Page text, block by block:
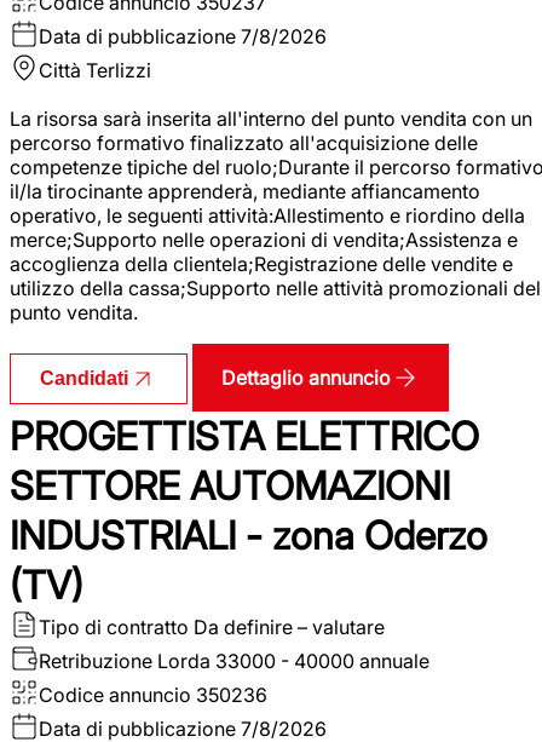
Data di pubblicazione 7/8/2026
Città Terlizzi
La risorsa sarà inserita all'interno del punto vendita con un
percorso formativo finalizzato all'acquisizione delle
competenze tipiche del ruolo;Durante il percorso
il/la tirocinante apprenderà, mediante affiancamento
operativo, le seguenti attività:Allestimento e riordino della
merce;Supporto nelle operazioni di vendita;Assistenza e
accoglienza della clientela;Registrazione delle vendite e
utilizzo della cassa;Supporto nelle attività promozionali del
punto vendita.
Candidati Dettaglio annuncio
PROGETTISTA ELETTRICO
SETTORE AUTOMAZIONI
INDUSTRIALI - zona Oderzo
(TV)
Tipo di contratto Da definire – valutare
Retribuzione Lorda 33000 - 40000 annuale
Codice annuncio 350236
Data di pubblicazione 7/8/2026